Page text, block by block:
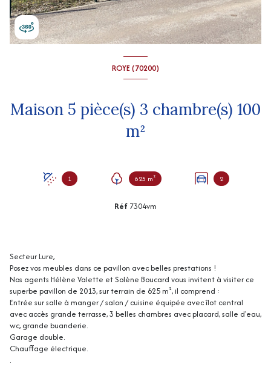
ROYE (70200)
Maison 5 pièce(s) 3 chambre(s) 100
m²
1 625 m² 2
Réf 7304vm
Secteur Lure,
Posez vos meubles dans ce pavillon avec belles prestations !
Nos agents Hélène Valette et Solène Boucard vous invitent à visiter ce
superbe pavillon de 2013, sur terrain de 625 m², il comprend :
Entrée sur salle à manger / salon / cuisine équipée avec îlot central
avec accès grande terrasse, 3 belles chambres avec placard, salle d'eau,
wc, grande buanderie.
Garage double.
Chauffage électrique.
.